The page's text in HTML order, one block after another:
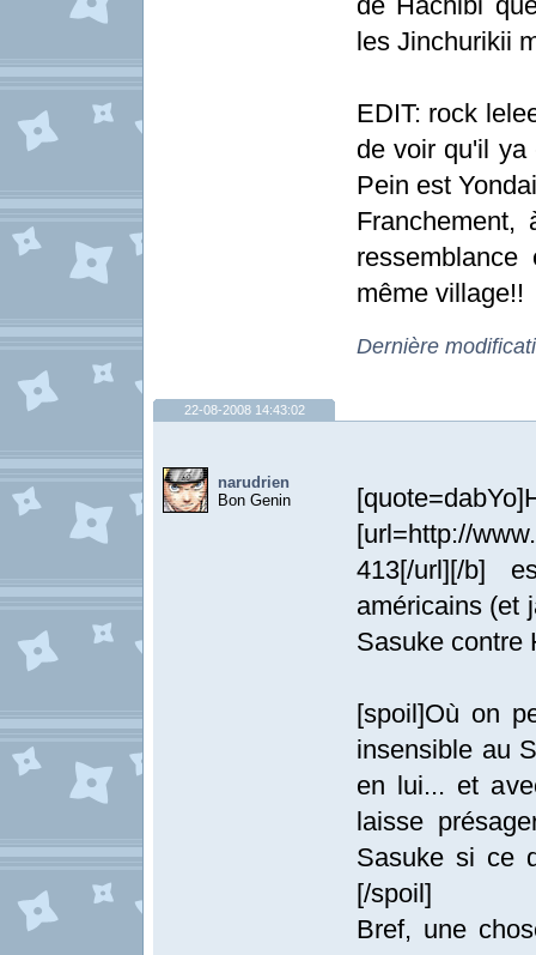
les Jinchurikii
EDIT: rock
de voir qu'il ya
Pein est
même village!!
Dernière
22-08-2008 14:43:02
narudrien
Bon Genin
[url=http://
413[/url][/b]
américains (et
Sasuke contre
[spoil]Où on
insensible au
en lui... et
laisse
Sasuke si ce
[/spoil]
Bref, une